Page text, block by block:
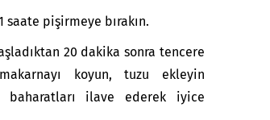
saate pişirmeye bırakın.
20 dakika sonra tencere
koyun, tuzu ekleyin
baharatları ilave ederek iyice